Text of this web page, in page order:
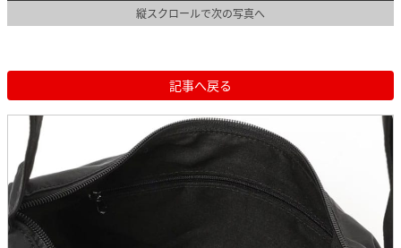
縦スクロールで次の写真へ
記事へ戻る